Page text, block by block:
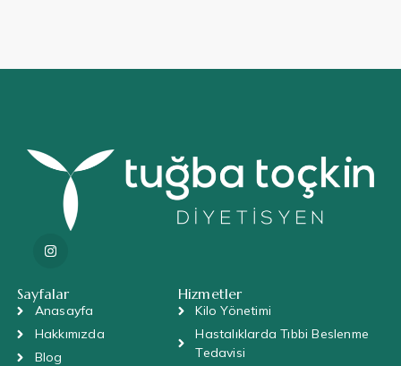
Sayfalar
Anasayfa
Hakkımızda
Blog
Hizmetler
Kilo Yönetimi
Hastalıklarda Tıbbi Beslenme
Tedavisi